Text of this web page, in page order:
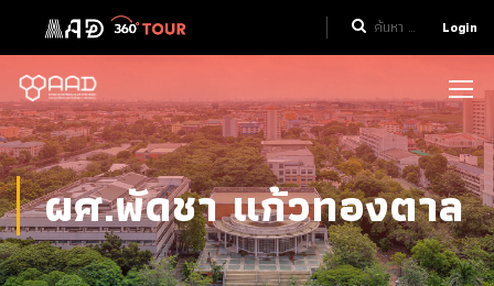
Login
ผศ.พัดชา แก้วทองตาล